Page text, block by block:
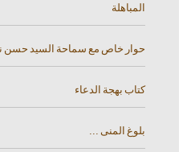
المباهلة
حوار خاص مع سماحة السيد حسن
كتاب بهجة الدعاء
بلوغ المنى ...